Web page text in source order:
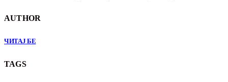
AUTHOR
ЧИТАЈ БЕ
TAGS